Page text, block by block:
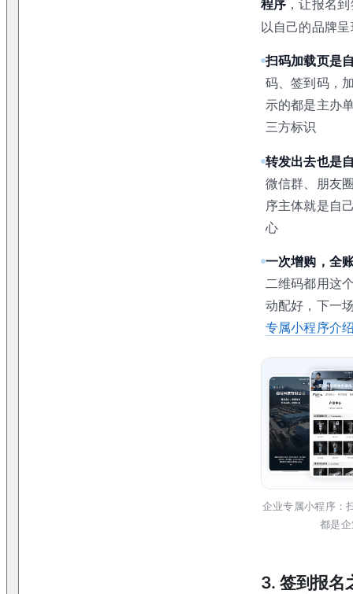
程序 ，让报名
以自己的品牌
扫码加载页是
码、签到码，
示的都是主办
三方标识
转发出去也是
微信群、朋友
序主体就是自
心
一次增购，全
二维码都用这
动配好，下一
专属小程序介
企业专属小程序：
都是
3. 签到报名